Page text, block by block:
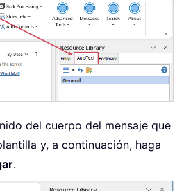
del cuerpo del mensaje que
y, a continuación, haga
.